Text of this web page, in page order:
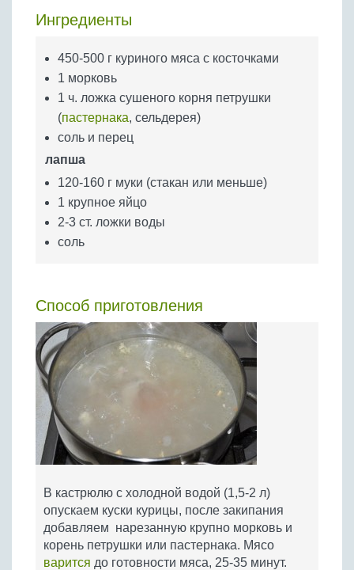
Яйца
Крупы
Ингредиенты
450-500 г куриного мяса с косточками
1 морковь
1 ч. ложка сушеного корня петрушки
(пастернака, сельдерея)
соль и перец
лапша
120-160 г муки (стакан или меньше)
1 крупное яйцо
2-3 ст. ложки воды
соль
Способ приготовления
В кастрюлю с холодной водой (1,5-2 л)
опускаем куски курицы, после закипания
добавляем нарезанную крупно морковь и
корень петрушки или пастернака. Мясо
варится до готовности мяса, 25-35 минут.